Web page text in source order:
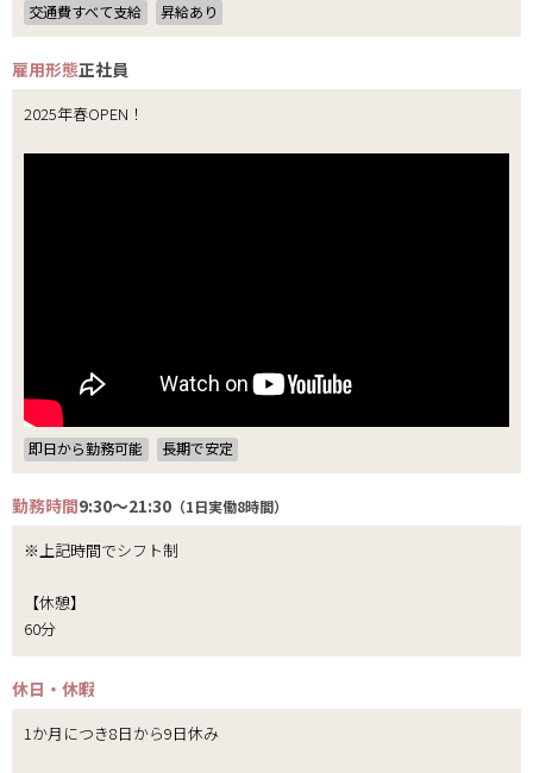
交通費すべて支給 昇給あり
雇用形態正社員
2025年春OPEN！
即日から勤務可能 長期で安定
勤務時間9:30～21:30 （1日実働8時間）
※上記時間でシフト制
【休憩】
60分
休日・休暇
1か月につき8日から9日休み